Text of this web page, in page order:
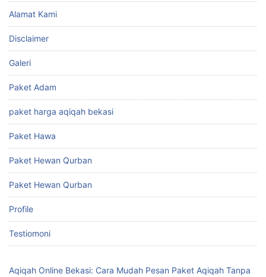
Alamat Kami
Disclaimer
Galeri
Paket Adam
paket harga aqiqah bekasi
Paket Hawa
Paket Hewan Qurban
Paket Hewan Qurban
Profile
Testiomoni
Aqiqah Online Bekasi: Cara Mudah Pesan Paket Aqiqah Tanpa